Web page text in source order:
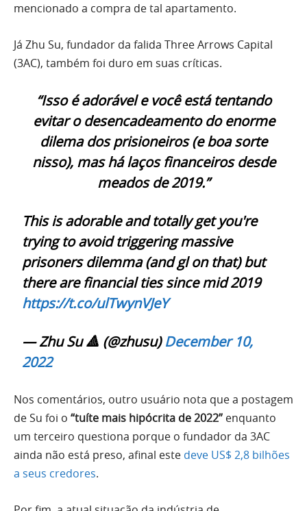
mencionado a compra de tal apartamento.
Já Zhu Su, fundador da falida Three Arrows Capital
(3AC), também foi duro em suas críticas.
“Isso é adorável e você está tentando
evitar o desencadeamento do enorme
dilema dos prisioneiros (e boa sorte
nisso), mas há laços financeiros desde
meados de 2019.”
This is adorable and totally get you're
trying to avoid triggering massive
prisoners dilemma (and gl on that) but
there are financial ties since mid 2019
https://t.co/ulTwynVJeY
— Zhu Su 🔺 (@zhusu)December 10,
2022
Nos comentários, outro usuário nota que a postagem
de Su foi o “tuíte mais hipócrita de 2022” enquanto
um terceiro questiona porque o fundador da 3AC
ainda não está preso, afinal este deve US$ 2,8 bilhões
a seus credores.